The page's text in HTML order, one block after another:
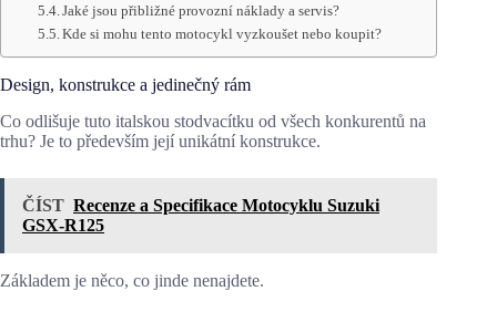
Jaké jsou přibližné provozní náklady a servis?
Kde si mohu tento motocykl vyzkoušet nebo koupit?
Design, konstrukce a jedinečný rám
Co odlišuje tuto italskou stodvacítku od všech konkurentů na
trhu? Je to především její unikátní konstrukce.
ČÍST Recenze a Specifikace Motocyklu Suzuki
GSX-R125
Základem je něco, co jinde nenajdete.